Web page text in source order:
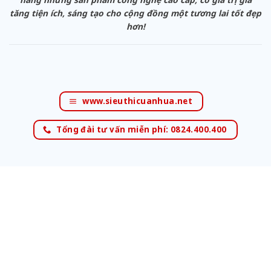
tăng tiện ích, sáng tạo cho cộng đồng một tương lai tốt đẹp
hơn!
www.sieuthicuanhua.net
Tổng đài tư vấn miễn phí: 0824.400.400